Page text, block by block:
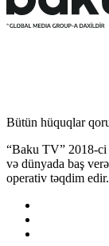
Bütün hüquqlar
“Baku TV” 2018-ci
və dünyada baş
operativ təqdim edir.